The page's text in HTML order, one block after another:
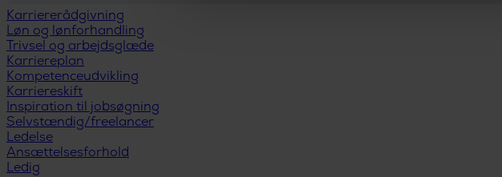
Karriererådgivning
Løn og lønforhandling
Trivsel og arbejdsglæde
Karriereplan
Kompetenceudvikling
Karriereskift
Inspiration til jobsøgning
Selvstændig/freelancer
Ledelse
Ansættelsesforhold
Ledig